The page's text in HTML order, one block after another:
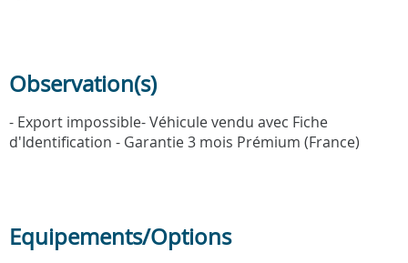
Observation(s)
- Export impossible- Véhicule vendu avec Fiche
d'Identification - Garantie 3 mois Prémium (France)
Equipements/Options